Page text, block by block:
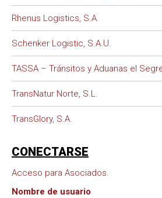
Rhenus Logistics, S.A.
Schenker Logistic, S.A.U.
TASSA – Tránsitos y Aduanas el
TransNatur Norte, S.L.
TransGlory, S.A.
CONECTARSE
Acceso para Asociados.
Nombre de usuario